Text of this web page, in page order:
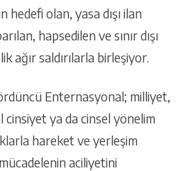
hedefi olan, yasa dışı ilan
hapsedilen ve sınır dışı
ağır saldırılarla birleşiyor.
Enternasyonal; milliyet,
ya da cinsel yönelim
hareket ve yerleşim
aciliyetini